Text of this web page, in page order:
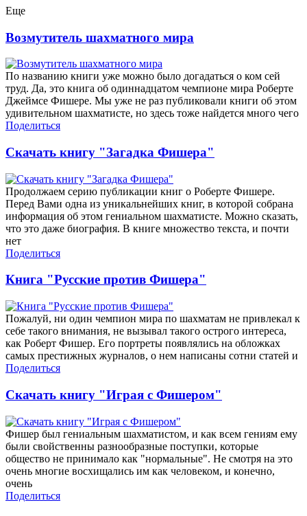
Еще
Возмутитель шахматного мира
По названию книги уже можно было догадаться о ком сей
труд. Да, это книга об одиннадцатом чемпионе мира Роберте
Джеймсе Фишере. Мы уже не раз публиковали книги об этом
удивительном шахматисте, но здесь тоже найдется много чего
Поделиться
Скачать книгу "Загадка Фишера"
Продолжаем серию публикации книг о Роберте Фишере.
Перед Вами одна из уникальнейших книг, в которой собрана
информация об этом гениальном шахматисте. Можно сказать,
что это даже биография. В книге множество текста, и почти
нет
Поделиться
Книга "Русские против Фишера"
Пожалуй, ни один чемпион мира по шахматам не привлекал к
себе такого внимания, не вызывал такого острого интереса,
как Роберт Фишер. Его портреты появлялись на обложках
самых престижных журналов, о нем написаны сотни статей и
Поделиться
Скачать книгу "Играя с Фишером"
Фишер был гениальным шахматистом, и как всем гениям ему
были свойственны разнообразные поступки, которые
общество не принимало как "нормальные". Не смотря на это
очень многие восхищались им как человеком, и конечно,
очень
Поделиться